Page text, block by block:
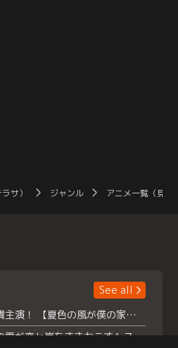
サ） ジャンル アニメ一覧（見放
See all
浮所飛貴主演！ 【夏色の風が僕の家にやってきた】 本日よりテラサで独占配信スタート！
『夏色の雲が恋と嵐をまきおこす』スペシャルメイキング 【Part1】2026年７月18日（土）23時30分～配信スタート！話題のシーンの裏側を大公開！豪華キャスト大集合！ 『武宮家 真夏の家族会議』開催！